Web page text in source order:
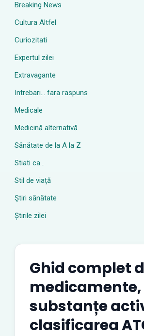
Breaking News
Cultura Altfel
Curiozitati
Expertul zilei
Extravagante
Intrebari… fara raspuns
Medicale
Medicină alternativă
Sănătate de la A la Z
Stiati ca…
Stil de viaţă
Ştiri sănătate
Știrile zilei
Ghid complet
medicamente,
substanțe
clasificarea